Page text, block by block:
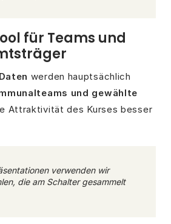
für Teams und
werden hauptsächlich
und gewählte
Attraktivität des Kurses besser
verwenden wir
die am Schalter gesammelt